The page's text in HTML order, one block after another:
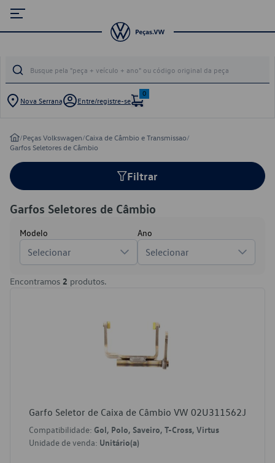
Nova Serrana Entre/registre-se
0
/Peças Volkswagen/Caixa de Câmbio e Transmissao/
Garfos Seletores de Câmbio
Filtrar
Garfos Seletores de Câmbio
Modelo
Selecionar
Ano
Selecionar
Encontramos 2 produtos.
Garfo Seletor de Caixa de Câmbio VW 02U311562J
Compatibilidade: Gol, Polo, Saveiro, T-Cross, Virtus
Unidade de venda: Unitário(a)